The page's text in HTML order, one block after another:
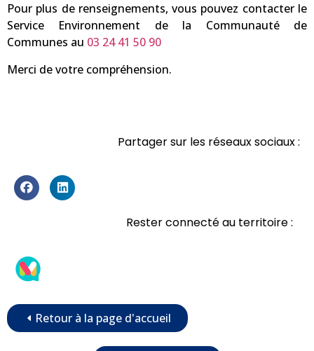
Pour plus de renseignements, vous pouvez contacter le
Service Environnement de la Communauté de
Communes au 03 24 41 50 90
Merci de votre compréhension.
Partager sur les réseaux sociaux :
Rester connecté au territoire :
Retour à la page d'accueil